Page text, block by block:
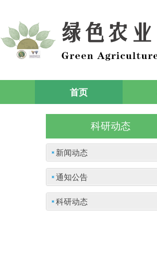
首页
科研动态
新闻动态
通知公告
科研动态